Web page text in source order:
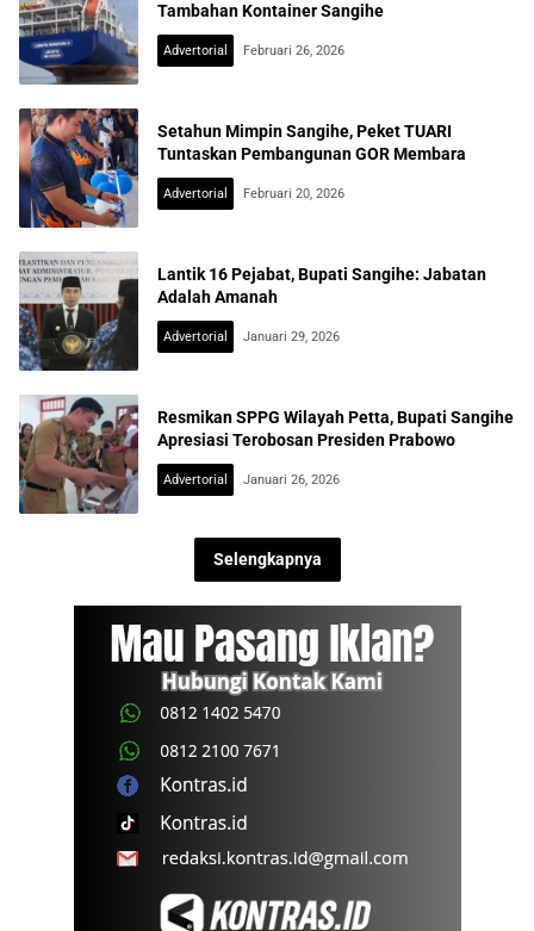
Tambahan Kontainer Sangihe
Advertorial Februari 26, 2026
Setahun Mimpin Sangihe, Peket TUARI
Tuntaskan Pembangunan GOR Membara
Advertorial Februari 20, 2026
Lantik 16 Pejabat, Bupati Sangihe: Jabatan
Adalah Amanah
Advertorial Januari 29, 2026
Resmikan SPPG Wilayah Petta, Bupati Sangihe
Apresiasi Terobosan Presiden Prabowo
Advertorial Januari 26, 2026
Selengkapnya